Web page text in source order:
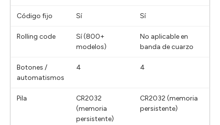
Código fijo Sí Sí
Rolling code
Sí (800+
modelos)
No aplicable en
banda de cuarzo
Botones /
automatismos
4 4
Pila
CR2032
(memoria
persistente)
CR2032 (memoria
persistente)